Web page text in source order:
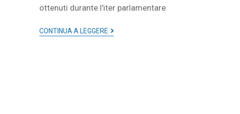
ottenuti durante l'iter parlamentare
CONTINUA A LEGGERE